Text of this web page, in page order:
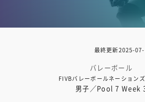
最終更新2025-
バレーボール
FIVBバレーボールネーション
男子／Pool 7 Week